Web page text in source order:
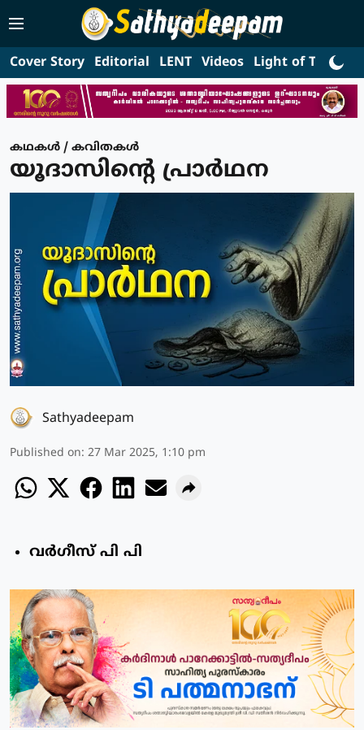
Cover Story Editorial LENT Videos Light of Truth
കഥകള്‍ / കവിതകള്‍
യൂദാസിന്റെ പ്രാര്‍ഥന
Sathyadeepam
Published on: 27 Mar 2025, 1:10 pm
വര്‍ഗീസ് പി പി